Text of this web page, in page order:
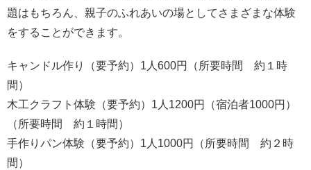
題はもちろん、親子のふれあいの場としてさまざまな体験
をすることができます。
キャンドル作り（要予約）1人600円（所要時間 約１時
間）
木工クラフト体験（要予約）1人1200円（宿泊者1000円）
（所要時間 約１時間）
手作りパン体験（要予約）1人1000円（所要時間 約２時
間）